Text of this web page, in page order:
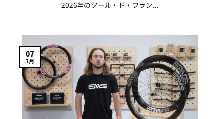
2026年のツール・ド・フラン...
07
7月